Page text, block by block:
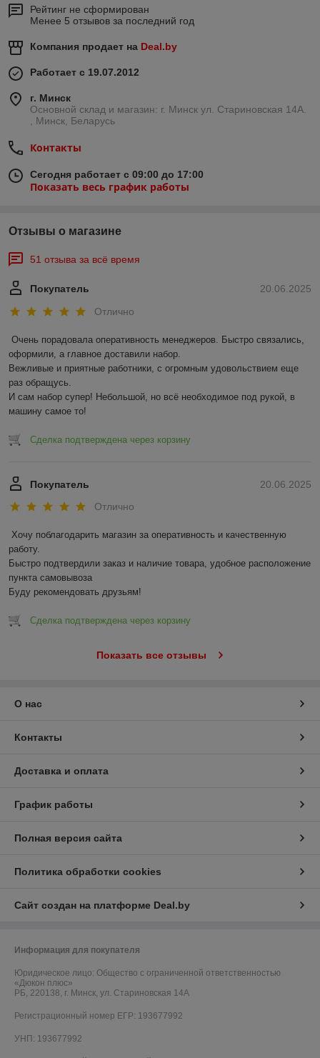
Рейтинг не сформирован
Менее 5 отзывов за последний год
Компания продает на Deal.by
Работает с 19.07.2012
г. Минск
Основной склад и магазин: г. Минск ул. Стариновская 14А.
, Минск, Беларусь
Контакты
Сегодня работает с 09:00 до 17:00
Показать весь график работы
Отзывы о магазине
51 отзыва за всё время
20.06.2025
Покупатель
Отлично
Очень порадовала оперативность менеджеров. Быстро связались,
оформили, а главное доставили набор.
Вежливые и приятные работники, с огромным удовольствием еще
раз обращусь.
И сам набор супер! Небольшой, но всё необходимое под рукой, в
машину самое то!
Сделка подтверждена через корзину
20.06.2025
Покупатель
Отлично
Хочу поблагодарить магазин за оперативность и качественную
работу.
Быстро подтвердили заказ и наличие товара, удобное расположение
пункта самовывоза
Буду рекомендовать друзьям!
Сделка подтверждена через корзину
Показать все отзывы
О нас
Контакты
Доставка и оплата
График работы
Полная версия сайта
Политика обработки cookies
Сайт создан на платформе Deal.by
Информация для покупателя
Юридическое лицо: Общество с ограниченной ответственностью
«Дюкон плюс»
РБ, 220138, г. Минск, ул. Стариновская 14А
Регистрационный номер ЕГР: 193677992
УНП: 193677992